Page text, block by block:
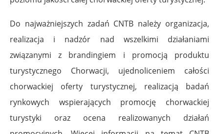
Do najważniejszych zadań CNTB należy organizacja,
realizacja i nadzór nad wszelkimi działaniami
związanymi z brandingiem i promocją produktu
turystycznego Chorwacji, ujednoliceniem całości
chorwackiej oferty turystycznej, realizacją badań
rynkowych wspierających promocję chorwackiej
turystyki oraz ocena realizowanych działań